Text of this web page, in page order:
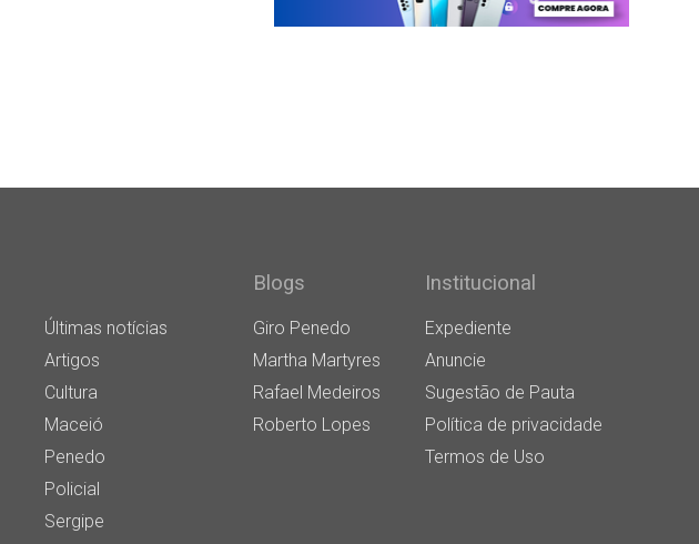
Últimas notícias
Artigos
Cultura
Maceió
Penedo
Policial
Sergipe
Blogs
Giro Penedo
Martha Martyres
Rafael Medeiros
Roberto Lopes
Institucional
Expediente
Anuncie
Sugestão de Pauta
Política de privacidade
Termos de Uso